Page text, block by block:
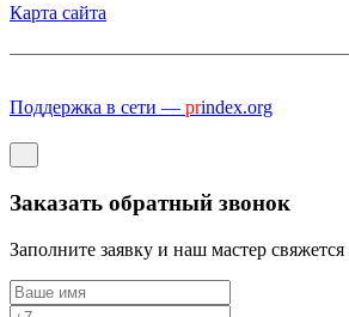
Карта сайта
Поддержка в сети — prindex.org
Заказать обратный звонок
Заполните заявку и наш мастер